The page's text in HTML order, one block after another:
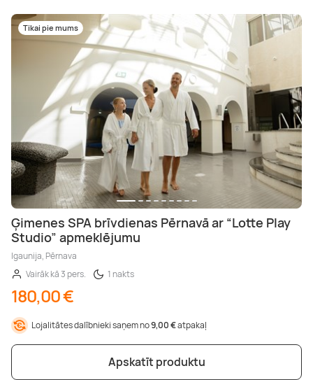
Tikai pie mums
Ģimenes SPA brīvdienas Pērnavā ar “Lotte Play
Studio” apmeklējumu
Igaunija, Pērnava
Vairāk kā 3 pers.
1 nakts
180,00 €
Lojalitātes dalībnieki saņem no9,00 €atpakaļ
Apskatīt produktu